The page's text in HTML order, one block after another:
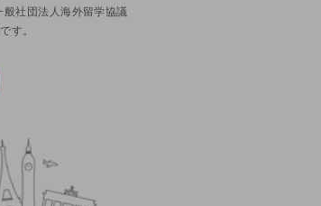
般社団法人海外留学協議
す。